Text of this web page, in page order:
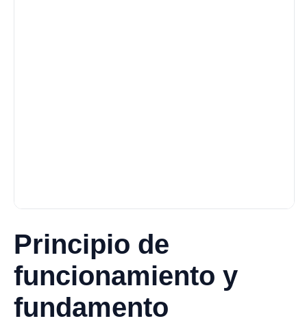
Principio de
funcionamiento y
fundamento